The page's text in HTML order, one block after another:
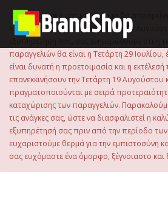
περιεχόμενο
Το ηλεκτρονικό μας κατάστημα θα
Ιουλίου 2026 μέχρι και την Τρίτη 18
εξυπηρέτησή σας, σας ενημερώνουμε ότι η
παραγγελιών θα είναι η Τετάρτη 29 Ιουλίου,
είναι δυνατή η προετοιμασία και η
επανεκκινήσουν την Τετάρτη 19 Αυγούστου
πραγματοποιούνται με σειρά
καταχώρισης των παραγγελιών.
τις ανάγκες σας, ώστε να διασφαλιστεί η
εξυπηρέτησή σας πριν από την περίοδο
ευχαριστούμε θερμά για την εμπιστοσύνη
σας ευχόμαστε ένα όμορφο, ξέγνοιαστο και